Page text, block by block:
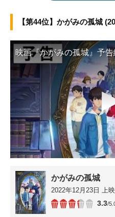
【第44位】かがみの孤城
映画『かがみの孤城』予告
かがみの孤城
2022年12月23日 上
3.3/